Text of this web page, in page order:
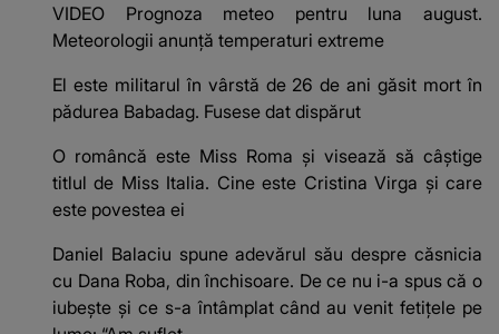
VIDEO Prognoza meteo pentru luna august.
Meteorologii anunță temperaturi extreme
El este militarul în vârstă de 26 de ani găsit mort în
pădurea Babadag. Fusese dat dispărut
O româncă este Miss Roma și visează să câștige
titlul de Miss Italia. Cine este Cristina Virga și care
este povestea ei
Daniel Balaciu spune adevărul său despre căsnicia
cu Dana Roba, din închisoare. De ce nu i-a spus că o
iubește și ce s-a întâmplat când au venit fetițele pe